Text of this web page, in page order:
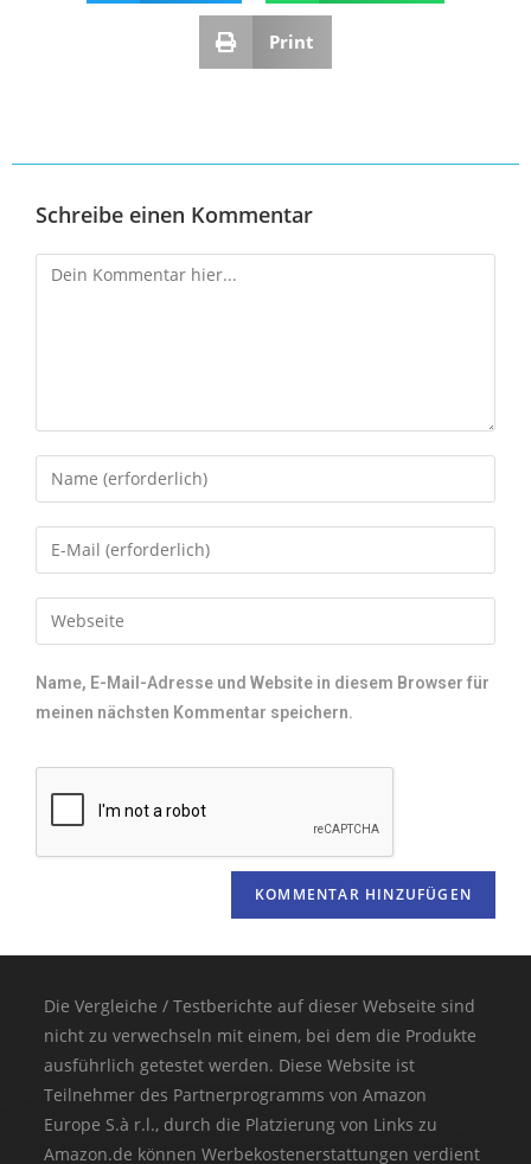
Print
Schreibe einen Kommentar
Name, E-Mail-Adresse und Website in diesem Browser für
meinen nächsten Kommentar speichern.
Die Vergleiche / Testberichte auf dieser Webseite sind
nicht zu verwechseln mit einem, bei dem die Produkte
ausführlich getestet werden. Diese Website ist
Teilnehmer des Partnerprogramms von Amazon
Europe S.à r.l., durch die Platzierung von Links zu
Amazon.de können Werbekostenerstattungen verdient